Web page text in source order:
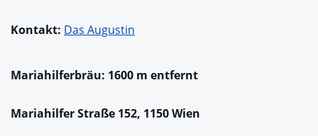
Kontakt: Das Augustin
Mariahilferbräu: 1600 m entfernt
Mariahilfer Straße 152, 1150 Wien